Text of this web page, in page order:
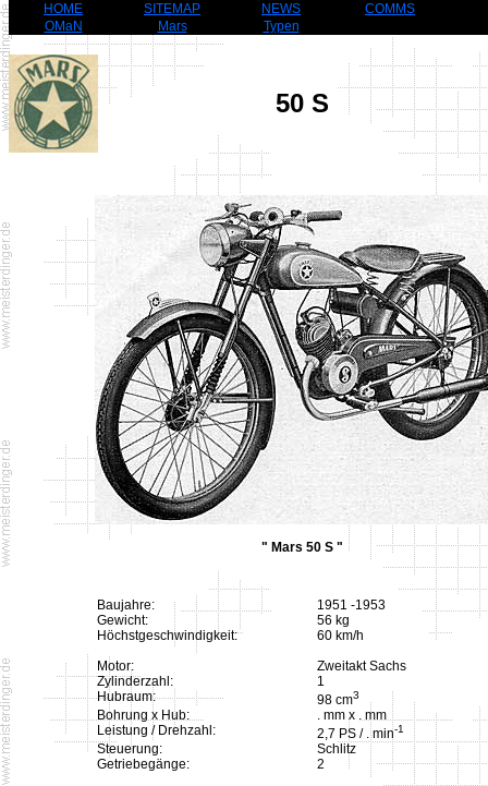
HOME SITEMAP NEWS
COMMS
OMaN
Mars Typen
50 S
" Mars 50 S "
Baujahre:
1951 -1953
Gewicht:
56 kg
Höchstgeschwindigkeit:
60 km/h
Motor:
Zweitakt Sachs
Zylinderzahl:
1
Hubraum:
98 cm3
Bohrung x Hub:
. mm x . mm
Leistung / Drehzahl:
2,7 PS / . min-1
Steuerung:
Schlitz
Getriebegänge:
2